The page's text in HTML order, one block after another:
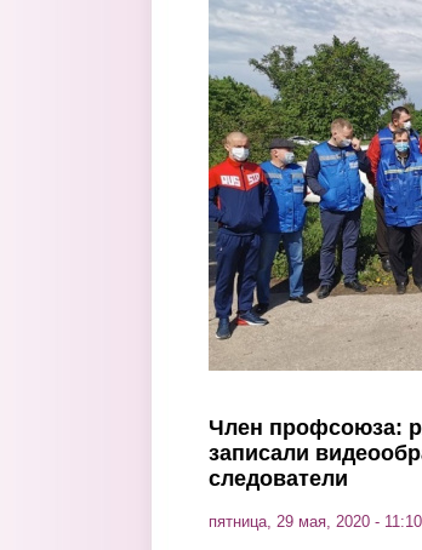
Перейти к основному содержанию
Член профсоюза:
записали
следователи
пятница, 29 мая, 2020 - 11:10